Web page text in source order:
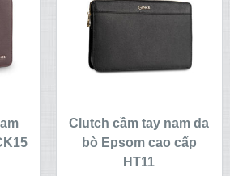
Clutch cầm tay nam da
bò Epsom cao cấp
HT11